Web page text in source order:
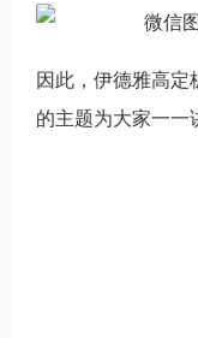
因此，伊德雅高定
的主题为大家一一